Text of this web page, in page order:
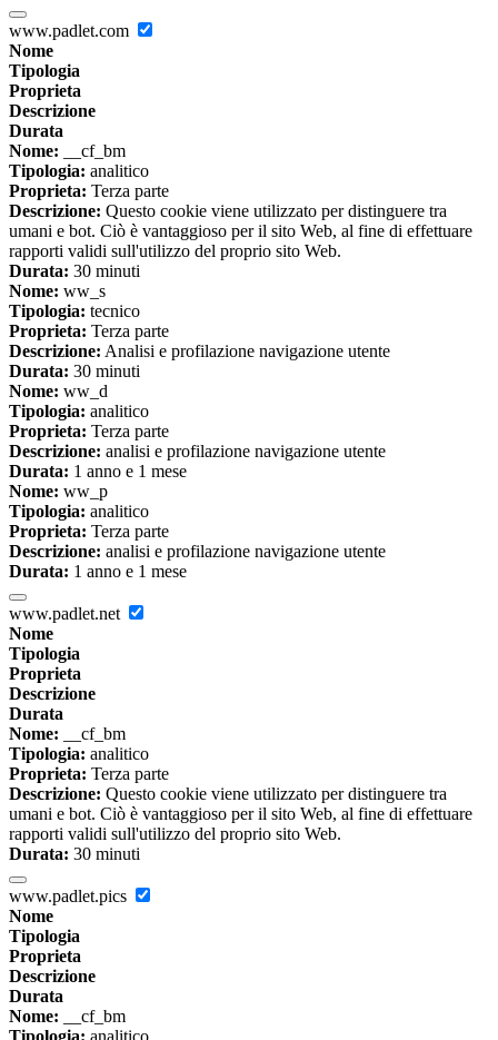
www.padlet.com
Nome
Tipologia
Proprieta
Descrizione
Durata
Nome: __cf_bm
Tipologia: analitico
Proprieta: Terza parte
Descrizione: Questo cookie viene utilizzato per distinguere tra
umani e bot. Ciò è vantaggioso per il sito Web, al fine di effettuare
rapporti validi sull'utilizzo del proprio sito Web.
Durata: 30 minuti
Nome: ww_s
Tipologia: tecnico
Proprieta: Terza parte
Descrizione: Analisi e profilazione navigazione utente
Durata: 30 minuti
Nome: ww_d
Tipologia: analitico
Proprieta: Terza parte
Descrizione: analisi e profilazione navigazione utente
Durata: 1 anno e 1 mese
Nome: ww_p
Tipologia: analitico
Proprieta: Terza parte
Descrizione: analisi e profilazione navigazione utente
Durata: 1 anno e 1 mese
www.padlet.net
Nome
Tipologia
Proprieta
Descrizione
Durata
Nome: __cf_bm
Tipologia: analitico
Proprieta: Terza parte
Descrizione: Questo cookie viene utilizzato per distinguere tra
umani e bot. Ciò è vantaggioso per il sito Web, al fine di effettuare
rapporti validi sull'utilizzo del proprio sito Web.
Durata: 30 minuti
www.padlet.pics
Nome
Tipologia
Proprieta
Descrizione
Durata
Nome: __cf_bm